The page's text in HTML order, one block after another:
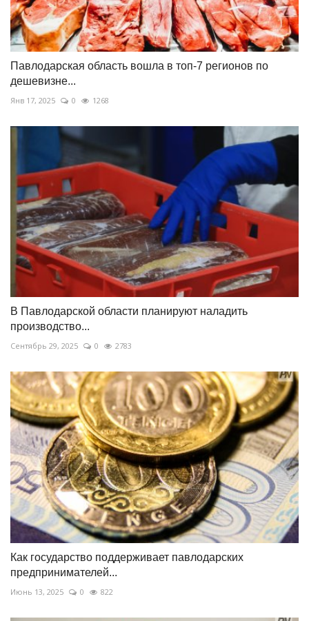
Павлодарская область вошла в топ-7 регионов по
дешевизне...
Янв 17, 2025 0 1268
В Павлодарской области планируют наладить
производство...
Сентябрь 29, 2025 0 2783
Как государство поддерживает павлодарских
предпринимателей...
Июнь 13, 2025 0 822